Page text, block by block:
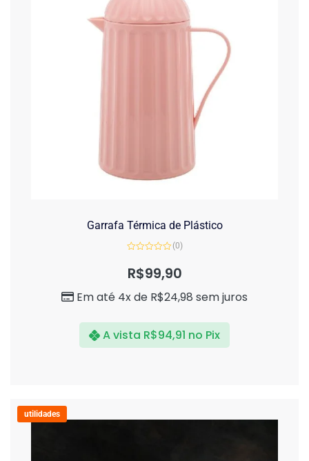
Garrafa Térmica de Plástico
de
(0)
R$99,90
Em até 4x de R$24,98 sem juros
A vista R$94,91 no Pix
utilidades